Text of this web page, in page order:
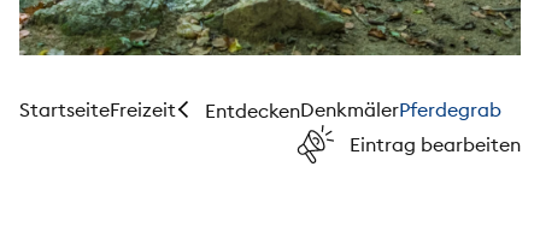
StartseiteFreizeit EntdeckenDenkmälerPferdegrab
Eintrag bearbeiten